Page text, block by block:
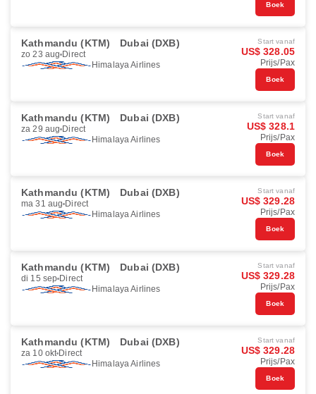
Boek
Kathmandu (KTM) Dubai (DXB)
zo 23 aug Direct
Himalaya Airlines
Start vanaf
US$ 328.05
Prijs/Pax
Boek
Kathmandu (KTM) Dubai (DXB)
za 29 aug Direct
Himalaya Airlines
Start vanaf
US$ 328.1
Prijs/Pax
Boek
Kathmandu (KTM) Dubai (DXB)
ma 31 aug Direct
Himalaya Airlines
Start vanaf
US$ 329.28
Prijs/Pax
Boek
Kathmandu (KTM) Dubai (DXB)
di 15 sep Direct
Himalaya Airlines
Start vanaf
US$ 329.28
Prijs/Pax
Boek
Kathmandu (KTM) Dubai (DXB)
za 10 okt Direct
Himalaya Airlines
Start vanaf
US$ 329.28
Prijs/Pax
Boek